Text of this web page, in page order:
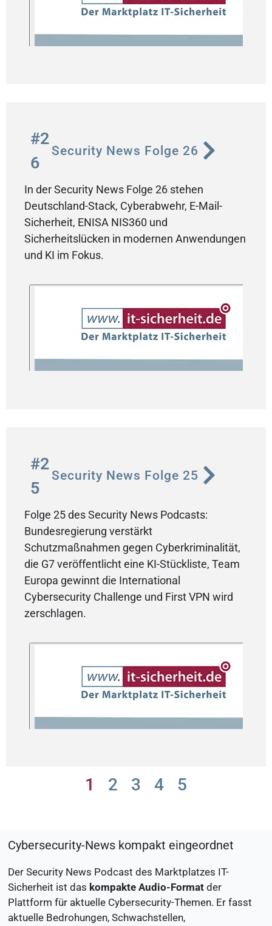
#2
6
Security News Folge 26
In der Security News Folge 26 stehen
Deutschland-Stack, Cyberabwehr, E-Mail-
Sicherheit, ENISA NIS360 und
Sicherheitslücken in modernen Anwendungen
und KI im Fokus.
#2
5
Security News Folge 25
Folge 25 des Security News Podcasts:
Bundesregierung verstärkt
Schutzmaßnahmen gegen Cyberkriminalität,
die G7 veröffentlicht eine KI-Stückliste, Team
Europa gewinnt die International
Cybersecurity Challenge und First VPN wird
zerschlagen.
1 2 3 4 5
Cybersecurity-News kompakt eingeordnet
Der Security News Podcast des Marktplatzes IT-
Sicherheit ist das kompakte Audio-Format der
Plattform für aktuelle Cybersecurity-Themen. Er fasst
aktuelle Bedrohungen, Schwachstellen,